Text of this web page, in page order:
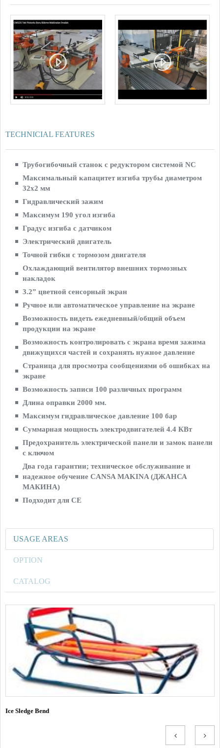
TECHNICIAL FEATURES
Трубогибочный станок с редуктором системой NC
Максимальный капацитет изгиба трубы диаметром
32х2 мм
Гидравлический зажим
Максимум 190 угол изгиба
Градус изгиба с датчиком
Электрический двигатель
Точной гибки с тормозом двигателя
Охлаждающий вентилятор внешних тормозных
накладок
3.2” цветной сенсорный экран
Ручное или автоматическое управление на экране
Возможность видеть ежедневный/общий объем
продукции на экране
Возможность контролировать с экрана время зажима
движущихся частей и сохранять нужное давление
Страница для просмотра сообщениями об ошибках на
экране
Возможность записи 100 различных программ
Длина оправки 2000 мм.
Максимум гидравлическое давление 100 бар
Суммарная мощность электродвигателей 4.4 КВт
Предохранитель электрической панели и замок панели
с ключом
Два года гарантии; техническое обслуживание и
надежное обучение CANSA MAKINA (ДЖАНСА
МАКИНА)
Подходит для CE
USAGE AREAS
OPTION
CATALOG
Ice Sledge Bend